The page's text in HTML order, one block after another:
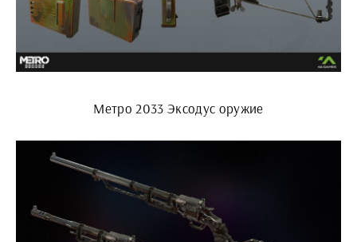
Метро 2033 Эксодус оружие